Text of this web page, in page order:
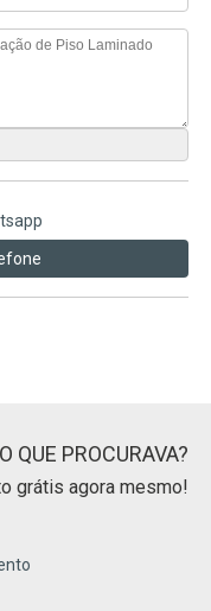
QUE PROCURAVA?
grátis agora mesmo!